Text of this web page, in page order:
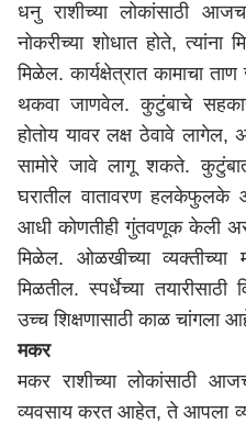
धनु राशीच्या लोकांसाठी
नोकरीच्या शोधात होते, त्यांना
मिळेल. कार्यक्षेत्रात कामाचा
थकवा जाणवेल. कुटुंबाचे
होतोय यावर लक्ष ठेवावे लागेल,
सामोरे जावे लागू शकते.
घरातील वातावरण हलकेफुलके
आधी कोणतीही गुंतवणूक केली
मिळेल. ओळखीच्या व्यक्तीच्या
मिळतील. स्पर्धेच्या तयारीसाठी
उच्च शिक्षणासाठी काळ चांगला
मकर
मकर राशीच्या लोकांसाठी
व्यवसाय करत आहेत, ते आपला